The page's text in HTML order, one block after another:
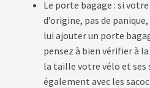
Le porte bagage : si
d’origine, pas de
lui ajouter un porte
pensez à bien vérifier à
la taille votre vélo et ses
également avec les